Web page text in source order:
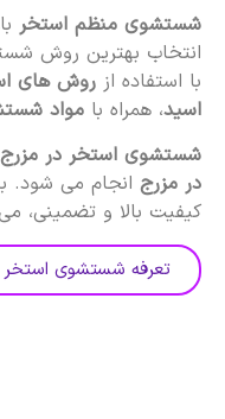
شستشوی منظم استخر
انتخاب بهترین روش
با استفاده از روش های
اسید، همراه با مواد
شستشوی استخر در
در مزرج انجام می شود.
کیفیت بالا و تضمینی،
تعرفه شستشوی استخر